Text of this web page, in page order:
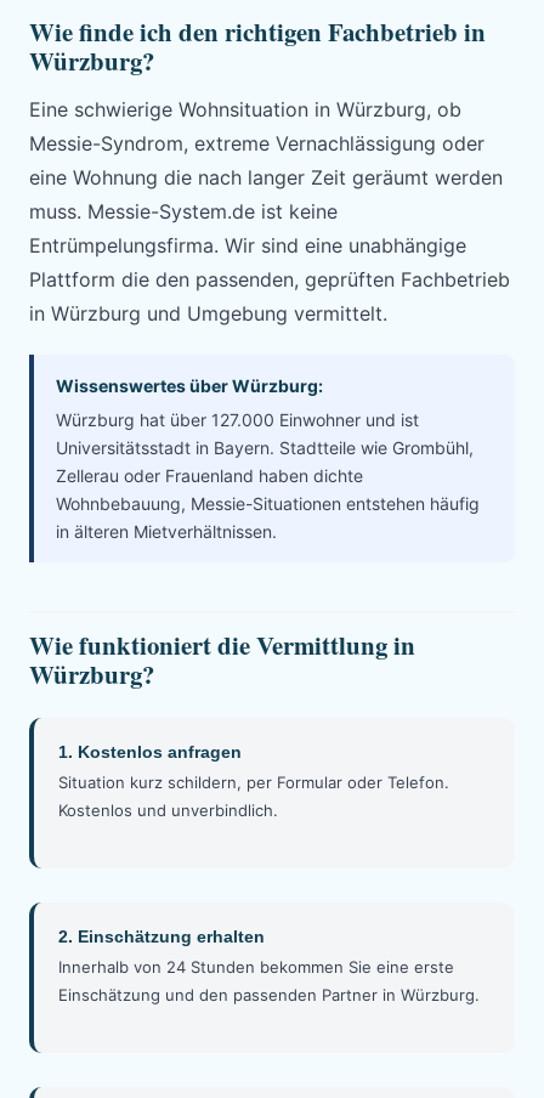
Wie finde ich den richtigen Fachbetrieb in
Würzburg?
Eine schwierige Wohnsituation in Würzburg, ob
Messie-Syndrom, extreme Vernachlässigung oder
eine Wohnung die nach langer Zeit geräumt werden
muss. Messie-System.de ist keine
Entrümpelungsfirma. Wir sind eine unabhängige
Plattform die den passenden, geprüften Fachbetrieb
in Würzburg und Umgebung vermittelt.
Wissenswertes über Würzburg:
Würzburg hat über 127.000 Einwohner und ist
Universitätsstadt in Bayern. Stadtteile wie Grombühl,
Zellerau oder Frauenland haben dichte
Wohnbebauung, Messie-Situationen entstehen häufig
in älteren Mietverhältnissen.
Wie funktioniert die Vermittlung in
Würzburg?
1. Kostenlos anfragen
Situation kurz schildern, per Formular oder Telefon.
Kostenlos und unverbindlich.
2. Einschätzung erhalten
Innerhalb von 24 Stunden bekommen Sie eine erste
Einschätzung und den passenden Partner in Würzburg.